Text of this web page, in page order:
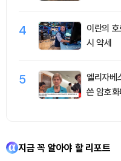
4
이란의
시 약세
5
엘리자베
쓴 암호
지금 꼭 알아야 할 리포트